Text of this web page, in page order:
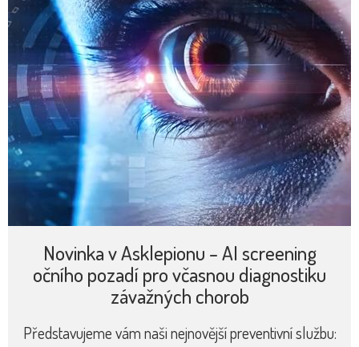
Novinka v Asklepionu – AI screening
očního pozadí pro včasnou diagnostiku
závažných chorob
Představujeme vám naši nejnovější preventivní službu: